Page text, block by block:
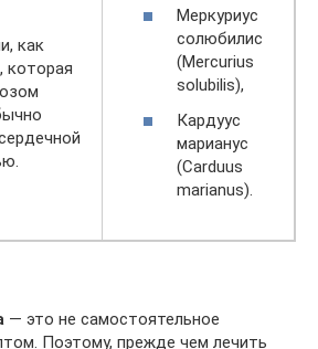
как
которая
Меркуриус
солюбилис
(Mercurius
solubilis),
Кардуус
марианус
(Carduus
marianus).
— это не самостоятельное
Поэтому, прежде чем лечить